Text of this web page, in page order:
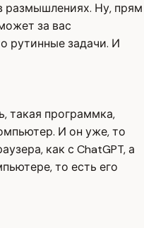
размышлениях. Ну, прям
за вас
рутинные задачи. И
такая программка,
И он уже, то
как с ChatGPT, а
то есть его